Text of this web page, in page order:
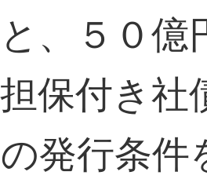
、５０億
保付き
発行条